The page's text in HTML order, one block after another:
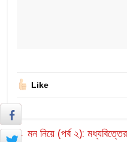
Like
← মন নিয়ে (পর্ব ২):